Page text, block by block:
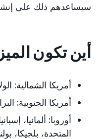
سيساعدهم ذلك على
أين تكون
أمريكا الشمالية:
أمريكا الجنوبية:
أوروبا: ألمانيا،
المتحدة، بلجيكا،